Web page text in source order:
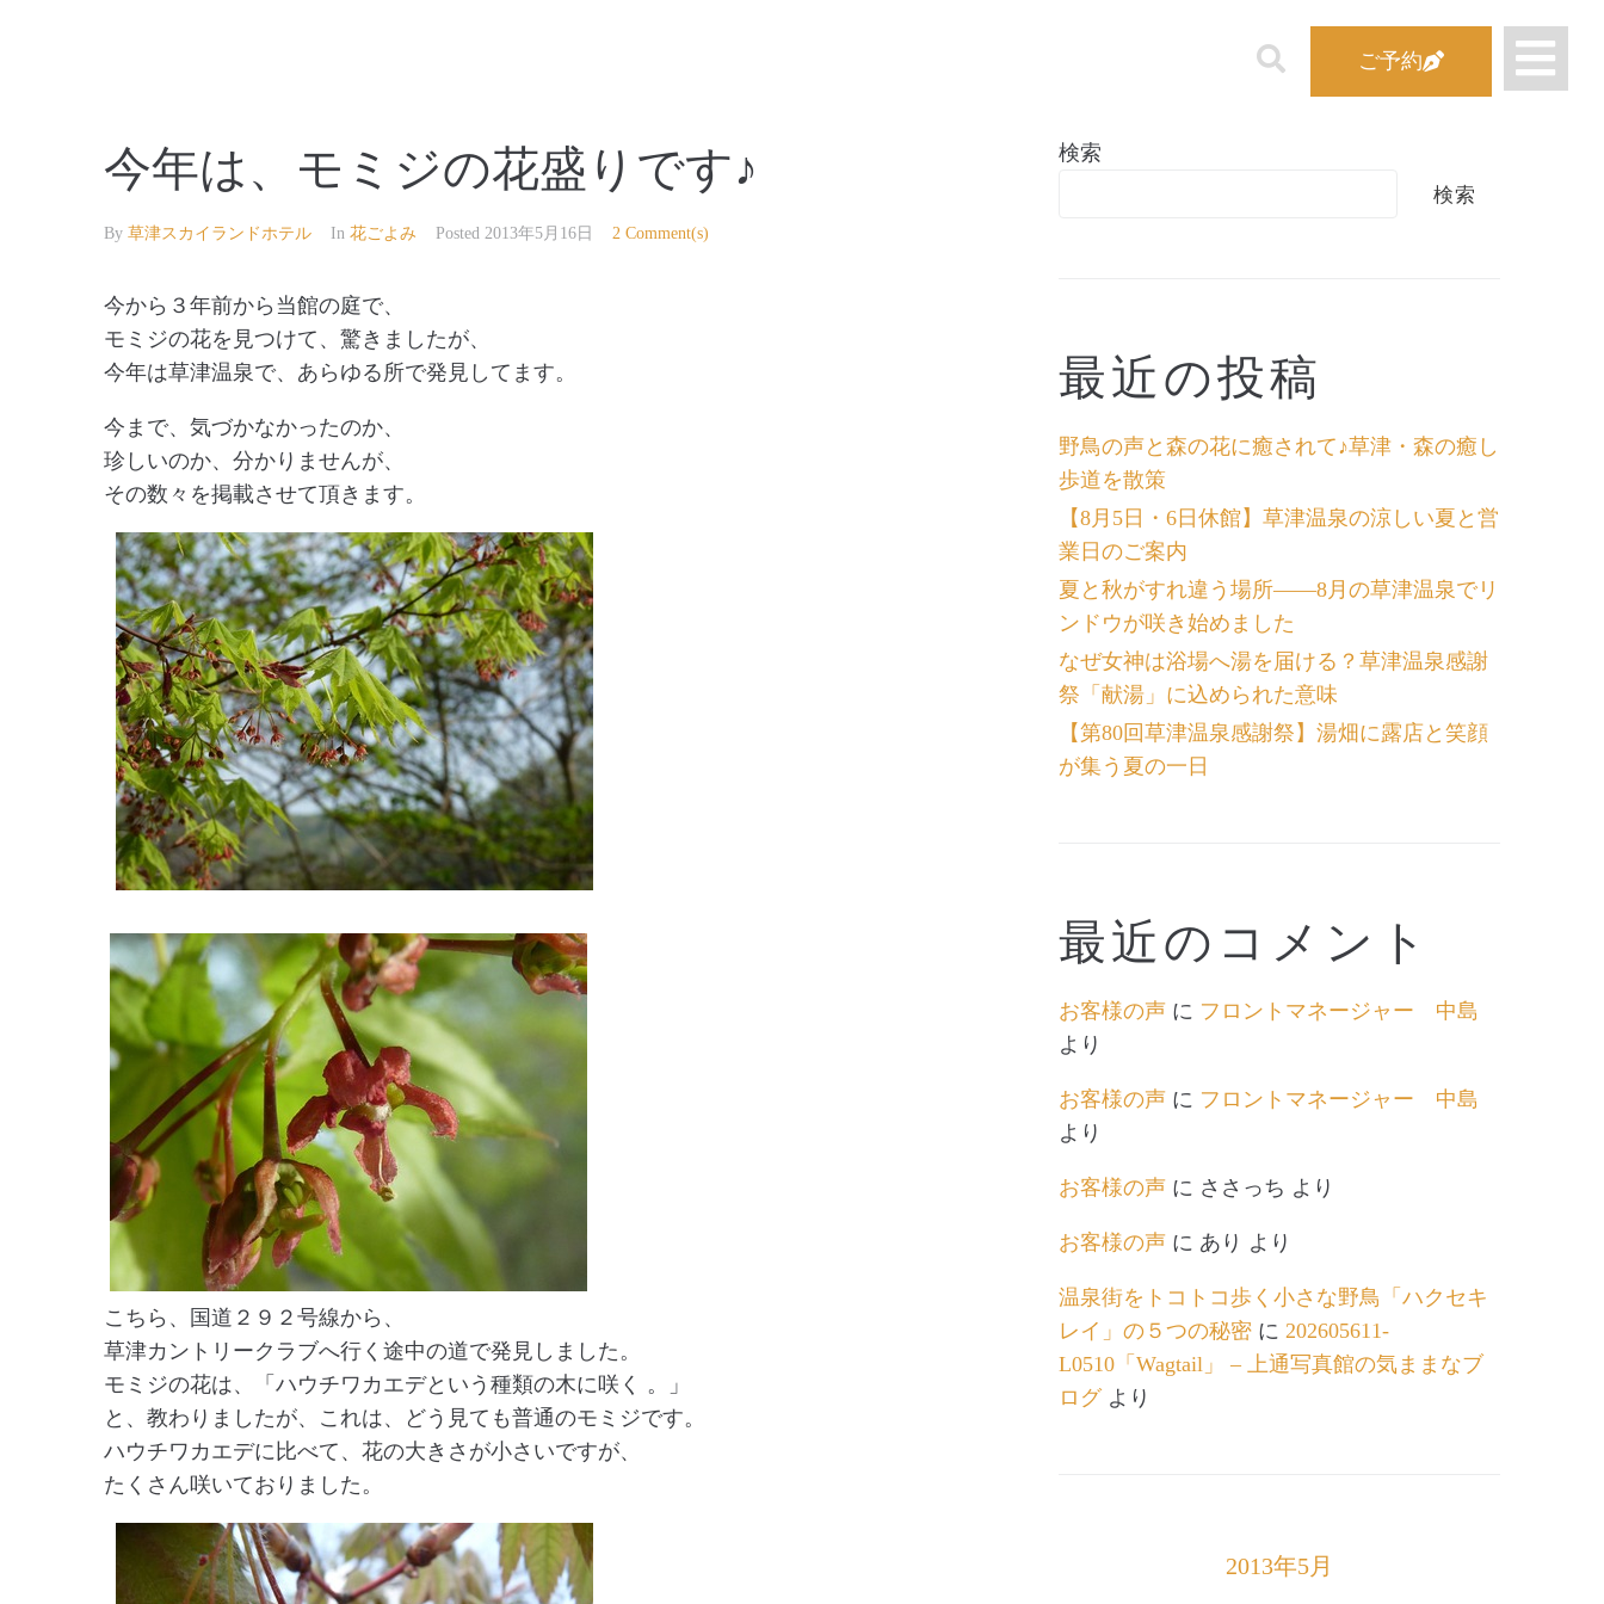
ご予約
今年は、モミジの花盛りです♪
By 草津スカイランドホテル In 花ごよみ Posted 2013年5月16日 2 Comment(s)
今から３年前から当館の庭で、
モミジの花を見つけて、驚きましたが、
今年は草津温泉で、あらゆる所で発見してます。
今まで、気づかなかったのか、
珍しいのか、分かりませんが、
その数々を掲載させて頂きます。
こちら、国道２９２号線から、
草津カントリークラブへ行く途中の道で発見しました。
モミジの花は、「ハウチワカエデという種類の木に咲く 。」
と、教わりましたが、これは、どう見ても普通のモミジです。
ハウチワカエデに比べて、花の大きさが小さいですが、
たくさん咲いておりました。
検索
検索
最近の投稿
野鳥の声と森の花に癒されて♪草津・森の癒し
歩道を散策
【8月5日・6日休館】草津温泉の涼しい夏と営
業日のご案内
夏と秋がすれ違う場所――8月の草津温泉でリ
ンドウが咲き始めました
なぜ女神は浴場へ湯を届ける？草津温泉感謝
祭「献湯」に込められた意味
【第80回草津温泉感謝祭】湯畑に露店と笑顔
が集う夏の一日
最近のコメント
お客様の声 に フロントマネージャー 中島
より
お客様の声 に フロントマネージャー 中島
より
お客様の声 に ささっち より
お客様の声 に あり より
温泉街をトコトコ歩く小さな野鳥「ハクセキ
レイ」の５つの秘密 に 202605611-
L0510「Wagtail」 – 上通写真館の気ままなブ
ログより
2013年5月